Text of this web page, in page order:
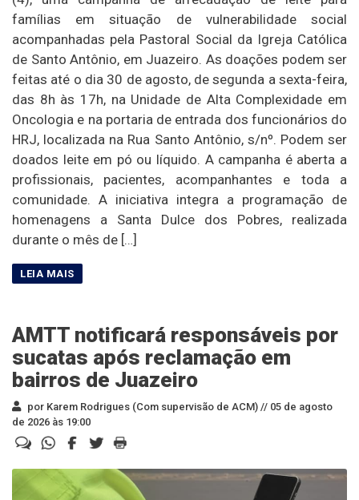
famílias em situação de vulnerabilidade social
acompanhadas pela Pastoral Social da Igreja Católica
de Santo Antônio, em Juazeiro. As doações podem ser
feitas até o dia 30 de agosto, de segunda a sexta-feira,
das 8h às 17h, na Unidade de Alta Complexidade em
Oncologia e na portaria de entrada dos funcionários do
HRJ, localizada na Rua Santo Antônio, s/nº. Podem ser
doados leite em pó ou líquido. A campanha é aberta a
profissionais, pacientes, acompanhantes e toda a
comunidade. A iniciativa integra a programação de
homenagens a Santa Dulce dos Pobres, realizada
durante o mês de […]
AMTT notificará responsáveis por
sucatas após reclamação em
bairros de Juazeiro
por Karem Rodrigues (Com supervisão de ACM) // 05 de agosto
de 2026 às 19:00